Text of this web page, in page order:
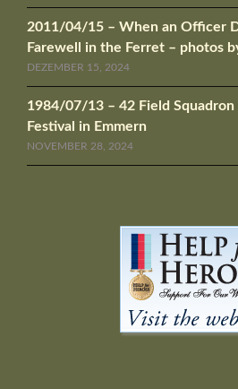
2011/04/15 – When an Officer
Farewell in the Ferret – photos
DEZEMBER 15, 2024
1984/07/13 – 42 Field Squadron
Festival in Emmern
NOVEMBER 28, 2024